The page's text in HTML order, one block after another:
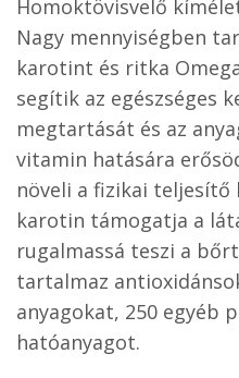
Homoktövisvelő
Nagy mennyiségben
karotint és ritka
segítik az egészséges
megtartását és az
vitamin hatására
növeli a fizikai teljesítő
karotin támogatja a
rugalmassá teszi a
tartalmaz
anyagokat, 250 egyéb
hatóanyagot.